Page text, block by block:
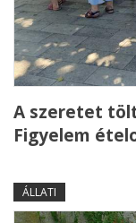
A szeretet
Figyelem
ÁLLATI